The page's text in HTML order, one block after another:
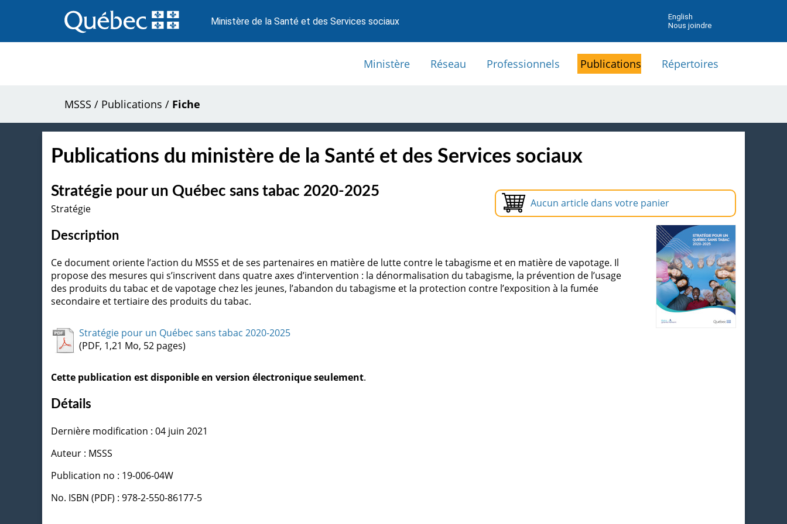
au
contenu
Ministère de la Santé et des Services sociaux
English
Nous joindre
Ministère Réseau Professionnels Publications Répertoires
MSSS / Publications / Fiche
Publications du ministère de la Santé et des Services sociaux
Aucun article dans votre panier
Stratégie pour un Québec sans tabac 2020-2025
Stratégie
Description
Ce document oriente l’action du MSSS et de ses partenaires en matière de lutte contre le tabagisme et en matière de vapotage. Il
propose des mesures qui s’inscrivent dans quatre axes d’intervention : la dénormalisation du tabagisme, la prévention de l’usage
des produits du tabac et de vapotage chez les jeunes, l’abandon du tabagisme et la protection contre l’exposition à la fumée
secondaire et tertiaire des produits du tabac.
Stratégie pour un Québec sans tabac 2020-2025
(PDF, 1,21 Mo, 52 pages)
Cette publication est disponible en version électronique seulement.
Détails
Dernière modification : 04 juin 2021
Auteur : MSSS
Publication no : 19-006-04W
No. ISBN (PDF) : 978-2-550-86177-5